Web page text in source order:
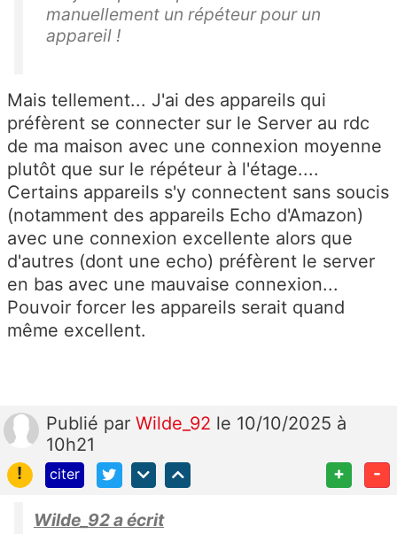
manuellement un répéteur pour un
appareil !
Mais tellement... J'ai des appareils qui
préfèrent se connecter sur le Server au rdc
de ma maison avec une connexion moyenne
plutôt que sur le répéteur à l'étage....
Certains appareils s'y connectent sans soucis
(notamment des appareils Echo d'Amazon)
avec une connexion excellente alors que
d'autres (dont une echo) préfèrent le server
en bas avec une mauvaise connexion...
Pouvoir forcer les appareils serait quand
même excellent.
Publié par Wilde_92 le 10/10/2025 à
10h21
!
citer + -
Wilde_92 a écrit